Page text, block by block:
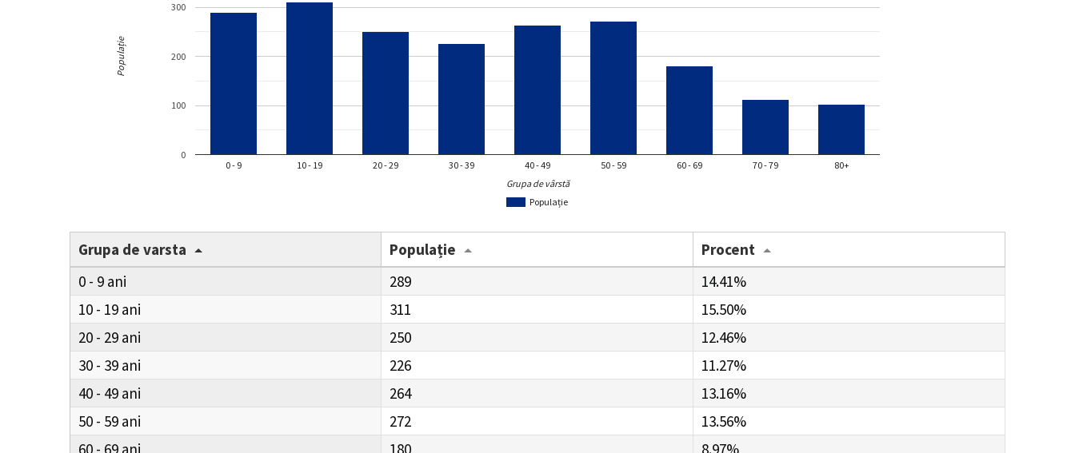
Populație
0 - 9 10 - 19 20 - 29 30 - 39 40 - 49 50 - 59 60 - 69 70 - 79 80+
0
100
200
300
Grupa de vârstă
Populație
Grupa de varsta Populație
Procent
0 - 9
289
14.41%
10 - 19
311
15.50%
20 - 29
250
12.46%
30 - 39
226
11.27%
40 - 49
264
13.16%
50 - 59
272
13.56%